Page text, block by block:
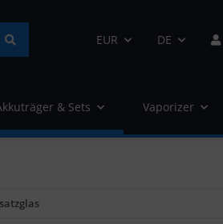
EUR DE
& Sets Vaporizer